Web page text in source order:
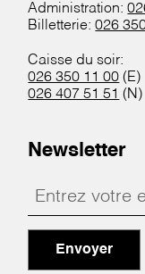
Administration:
Billetterie:026
Caisse du soir:
026 350 11 00 (E)
026 407 51 51 (N)
Newsletter
Envoyer